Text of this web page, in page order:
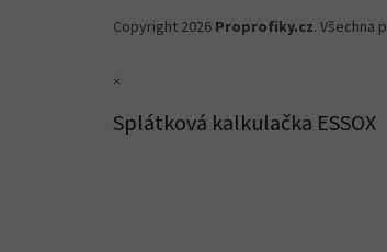
Copyright 2026 Proprofiky.cz. Všechna
×
Splátková kalkulačka ESSOX